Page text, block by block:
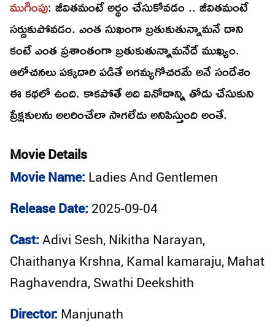
ముగింపు: జీవితమంటే అర్థం చేసుకోవడం .. జీవితమంటే
సర్దుకుపోవడం. ఎంత సుఖంగా బ్రతుకుతున్నామనే దాని
కంటే ఎంత ప్రశాంతంగా బ్రతుకుతున్నామనేదే ముఖ్యం.
ఆలోచనలు పక్కదారి పడితే అగమ్యగోచరమే అనే సందేశం
ఈ కథలో ఉంది. కాకపోతే అది వినోదాన్ని తోడు చేసుకుని
ప్రేక్షకులను అలరించేలా సాగలేదు అనిపిస్తుంది అంతే.
Movie Details
Movie Name: Ladies And Gentlemen
Release Date: 2025-09-04
Cast: Adivi Sesh, Nikitha Narayan,
Chaithanya Krshna, Kamal kamaraju, Mahat
Raghavendra, Swathi Deekshith
Director: Manjunath